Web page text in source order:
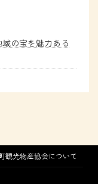
の宝を魅力ある
観光物産協会について